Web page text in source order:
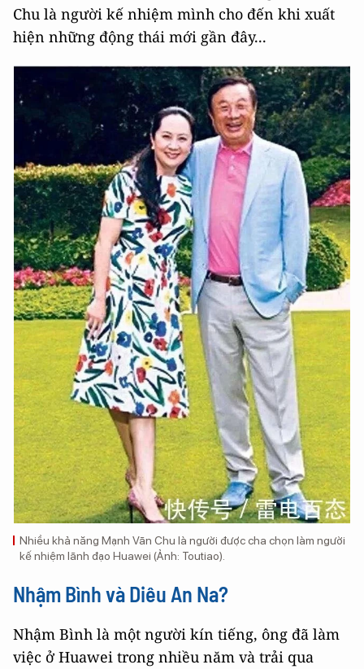
Chu là người kế nhiệm mình cho đến khi xuất
hiện những động thái mới gần đây...
Nhiều khả năng Mạnh Vãn Chu là người được cha chọn làm người
kế nhiệm lãnh đạo Huawei (Ảnh: Toutiao).
Nhậm Bình và Diêu An Na?
Nhậm Bình là một người kín tiếng, ông đã làm
việc ở Huawei trong nhiều năm và trải qua